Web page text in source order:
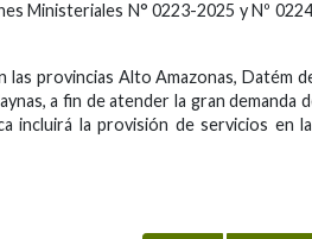
Ministeriales N° 0223-2025 y Nº
provincias Alto Amazonas, Datém
a fin de atender la gran demanda
incluirá la provisión de servicios en